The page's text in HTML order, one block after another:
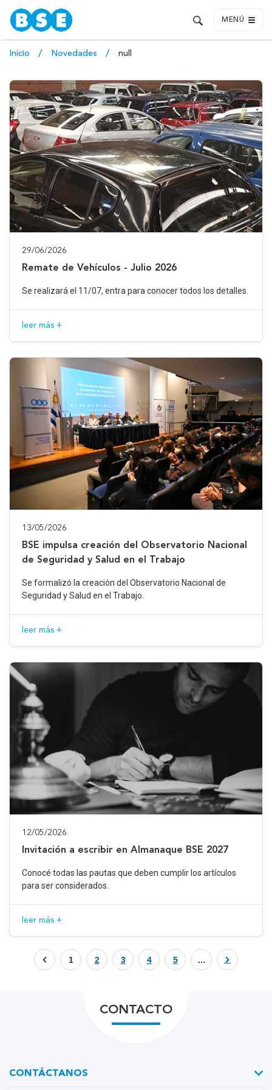
MENÚ
Inicio Novedades null
29/06/2026
Remate de Vehículos - Julio 2026
Se realizará el 11/07, entra para conocer todos los detalles.
leer más +
13/05/2026
BSE impulsa creación del Observatorio Nacional
de Seguridad y Salud en el Trabajo
Se formalizó la creación del Observatorio Nacional de
Seguridad y Salud en el Trabajo.
leer más +
12/05/2026
Invitación a escribir en Almanaque BSE 2027
Conocé todas las pautas que deben cumplir los artículos
para ser considerados.
leer más +
1 2 3 4 5 ...
CONTACTO
CONTÁCTANOS